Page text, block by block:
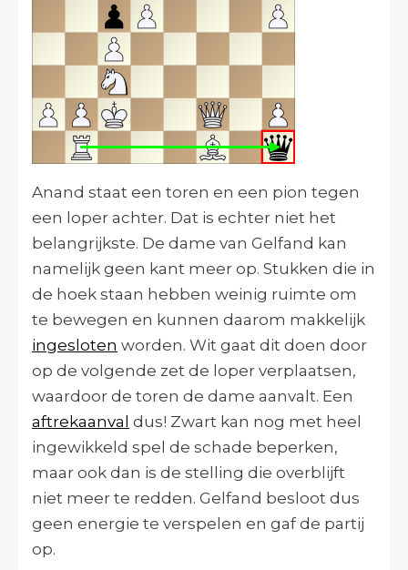
Anand staat een toren en een pion tegen
een loper achter. Dat is echter niet het
belangrijkste. De dame van Gelfand kan
namelijk geen kant meer op. Stukken die in
de hoek staan hebben weinig ruimte om
te bewegen en kunnen daarom makkelijk
ingesloten worden. Wit gaat dit doen door
op de volgende zet de loper verplaatsen,
waardoor de toren de dame aanvalt. Een
aftrekaanval dus! Zwart kan nog met heel
ingewikkeld spel de schade beperken,
maar ook dan is de stelling die overblijft
niet meer te redden. Gelfand besloot dus
geen energie te verspelen en gaf de partij
op.